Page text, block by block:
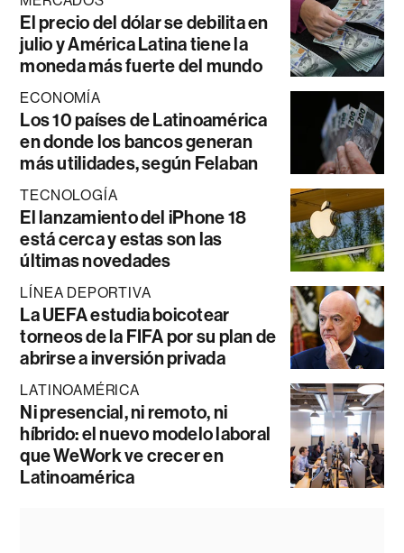
El precio del dólar se debilita en
julio y América Latina tiene la
moneda más fuerte del mundo
ECONOMÍA
Los 10 países de Latinoamérica
en donde los bancos generan
más utilidades, según Felaban
TECNOLOGÍA
El lanzamiento del iPhone 18
está cerca y estas son las
últimas novedades
LÍNEA DEPORTIVA
La UEFA estudia boicotear
torneos de la FIFA por su plan de
abrirse a inversión privada
LATINOAMÉRICA
Ni presencial, ni remoto, ni
híbrido: el nuevo modelo laboral
que WeWork ve crecer en
Latinoamérica